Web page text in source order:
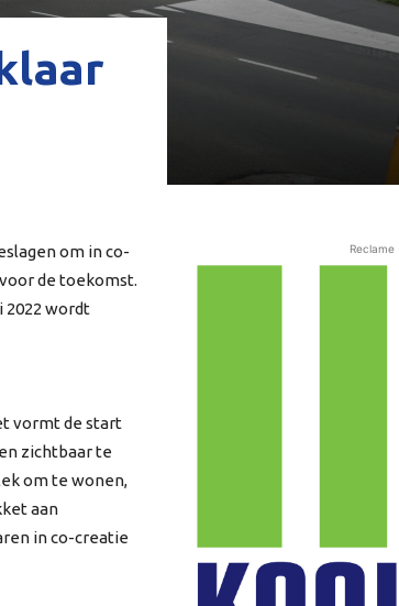
om in co-
de toekomst.
2022 wordt
vormt de start
zichtbaar te
om te wonen,
aan
in co-creatie
Reclame